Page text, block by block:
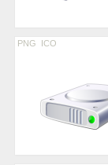
PNG ICO